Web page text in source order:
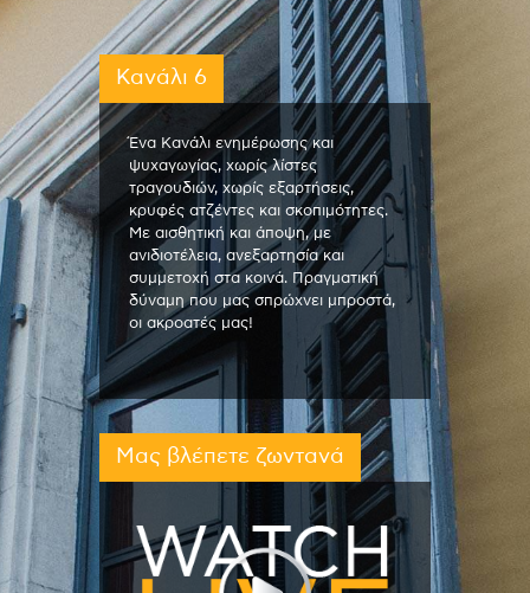
Κανάλι 6
Ένα Κανάλι ενημέρωσης και
ψυχαγωγίας, χωρίς λίστες
τραγουδιών, χωρίς εξαρτήσεις,
κρυφές ατζέντες και σκοπιμότητες.
Με αισθητική και άποψη, με
ανιδιοτέλεια, ανεξαρτησία και
συμμετοχή στα κοινά. Πραγματική
δύναμη που μας σπρώχνει μπροστά,
οι ακροατές μας!
Μας βλέπετε ζωντανά